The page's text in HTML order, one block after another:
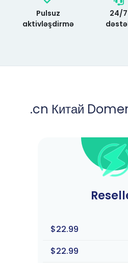
Pulsuz
aktivləşdirmə
24/7
.cn Китай
$22.99
$22.99